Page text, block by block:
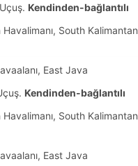
Kendinden-bağlantılı
South Kalimantan
East Java
Kendinden-bağlantılı
South Kalimantan
East Java